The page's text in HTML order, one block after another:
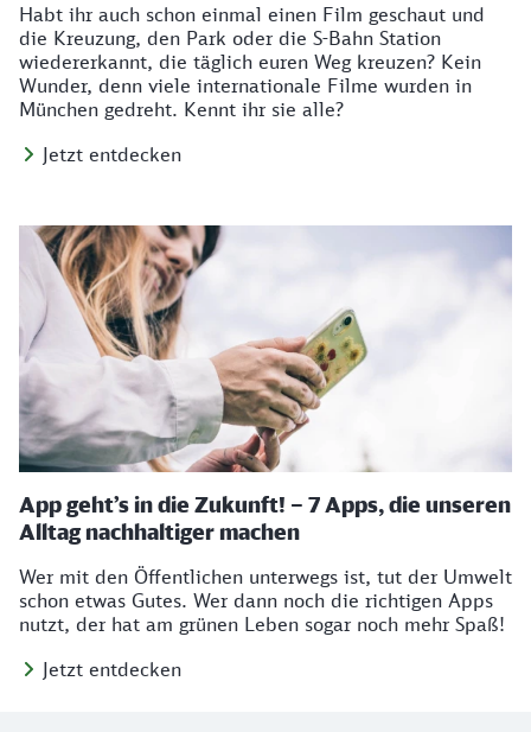
Habt ihr auch schon einmal einen Film geschaut und
die Kreuzung, den Park oder die S-Bahn Station
wiedererkannt, die täglich euren Weg kreuzen? Kein
Wunder, denn viele internationale Filme wurden in
München gedreht. Kennt ihr sie alle?
Jetzt entdecken
App geht’s in die Zukunft! – 7 Apps, die unseren
Alltag nachhaltiger machen
Wer mit den Öffentlichen unterwegs ist, tut der Umwelt
schon etwas Gutes. Wer dann noch die richtigen Apps
nutzt, der hat am grünen Leben sogar noch mehr Spaß!
Jetzt entdecken